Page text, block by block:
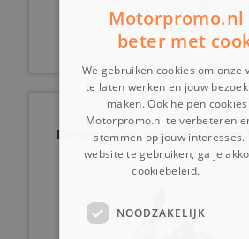
€
Dirtbike 70cc automaat Storm
beter met
We gebruiken cookies om onze
te laten werken en jouw
maken. Ook helpen
Motorpromo.nl te verbeteren
stemmen op jouw interesses.
website te gebruiken, ga je
cookiebeleid.
NOODZAKELIJK